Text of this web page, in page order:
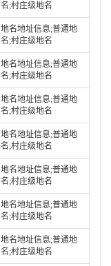
名;村庄级地名
地名地址信息;普通地
名;村庄级地名
地名地址信息;普通地
名;村庄级地名
地名地址信息;普通地
名;村庄级地名
地名地址信息;普通地
名;村庄级地名
地名地址信息;普通地
名;村庄级地名
地名地址信息;普通地
名;村庄级地名
地名地址信息;普通地
名;村庄级地名